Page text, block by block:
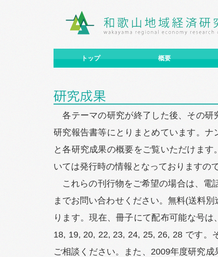
トップ 概要
各テーマの研究が終了した後、その研
研究報告書等にとりまとめています。ナ
と各研究成果の概要をご覧いただけます
いては発行時の情報となっておりますの
これらの刊行物をご希望の場合は、電
までお問い合わせください。無料(送料
ります。現在、冊子にて配布可能な号は
18, 19, 20, 22, 23, 24, 25, 26, 28 です。
ご相談ください。また、2009年度研究